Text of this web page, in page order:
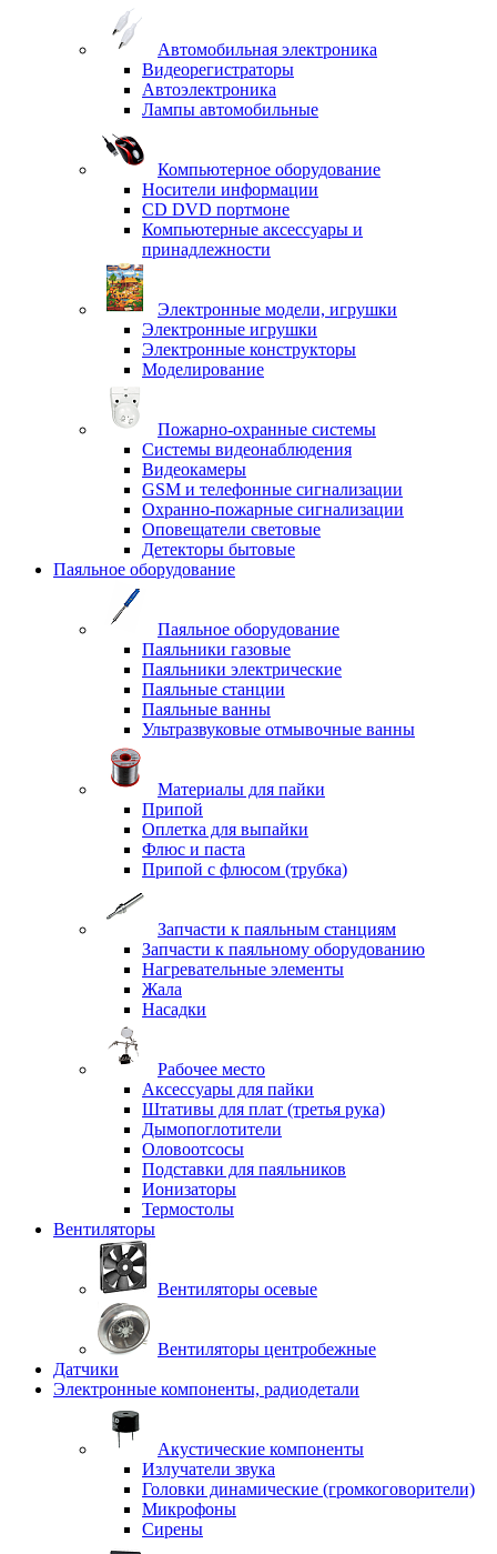
Автомобильная электроника
Видеорегистраторы
Автоэлектроника
Лампы автомобильные
Компьютерное оборудование
Носители информации
CD DVD портмоне
Компьютерные аксессуары и
принадлежности
Электронные модели, игрушки
Электронные игрушки
Электронные конструкторы
Моделирование
Пожарно-охранные системы
Системы видеонаблюдения
Видеокамеры
GSM и телефонные сигнализации
Охранно-пожарные сигнализации
Оповещатели световые
Детекторы бытовые
Паяльное оборудование
Паяльное оборудование
Паяльники газовые
Паяльники электрические
Паяльные станции
Паяльные ванны
Ультразвуковые отмывочные ванны
Материалы для пайки
Припой
Оплетка для выпайки
Флюс и паста
Припой с флюсом (трубка)
Запчасти к паяльным станциям
Запчасти к паяльному оборудованию
Нагревательные элементы
Жала
Насадки
Рабочее место
Аксессуары для пайки
Штативы для плат (третья рука)
Дымопоглотители
Оловоотсосы
Подставки для паяльников
Ионизаторы
Термостолы
Вентиляторы
Вентиляторы осевые
Вентиляторы центробежные
Датчики
Электронные компоненты, радиодетали
Акустические компоненты
Излучатели звука
Головки динамические (громкоговорители)
Микрофоны
Сирены